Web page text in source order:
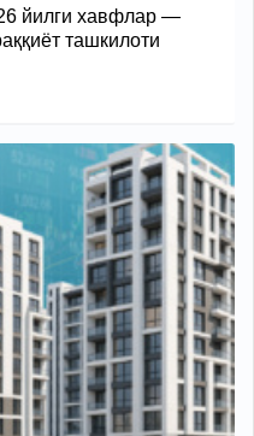
йилги хавфлар —
ташкилоти